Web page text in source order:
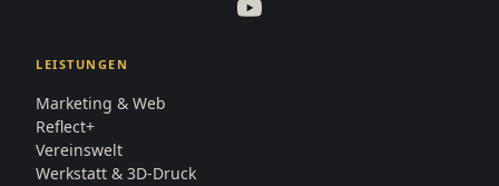
LEISTUNGEN
Marketing & Web
Reflect+
Vereinswelt
Werkstatt & 3D-Druck